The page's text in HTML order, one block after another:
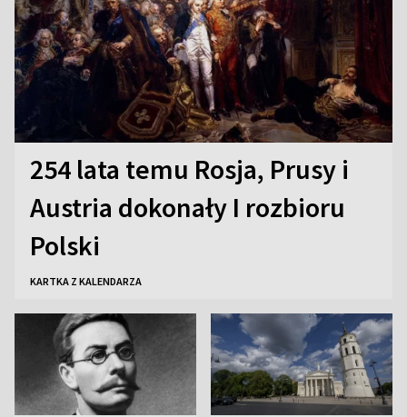
254 lata temu Rosja, Prusy i
Austria dokonały I rozbioru
Polski
KARTKA Z KALENDARZA